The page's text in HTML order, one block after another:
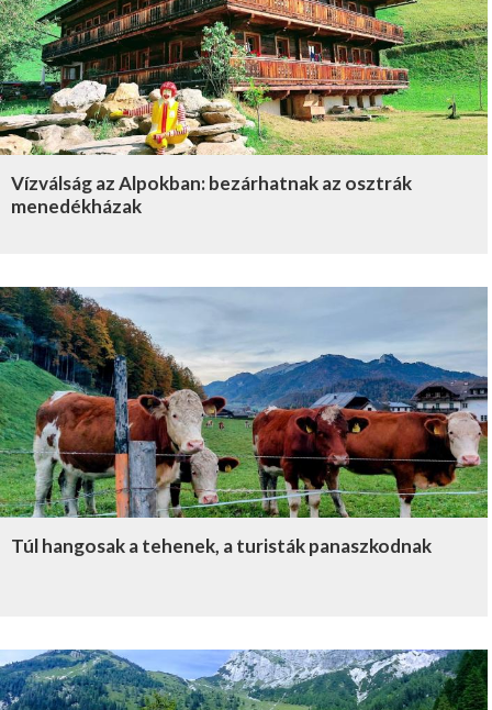
Vízválság az Alpokban: bezárhatnak az osztrák
menedékházak
Túl hangosak a tehenek, a turisták panaszkodnak